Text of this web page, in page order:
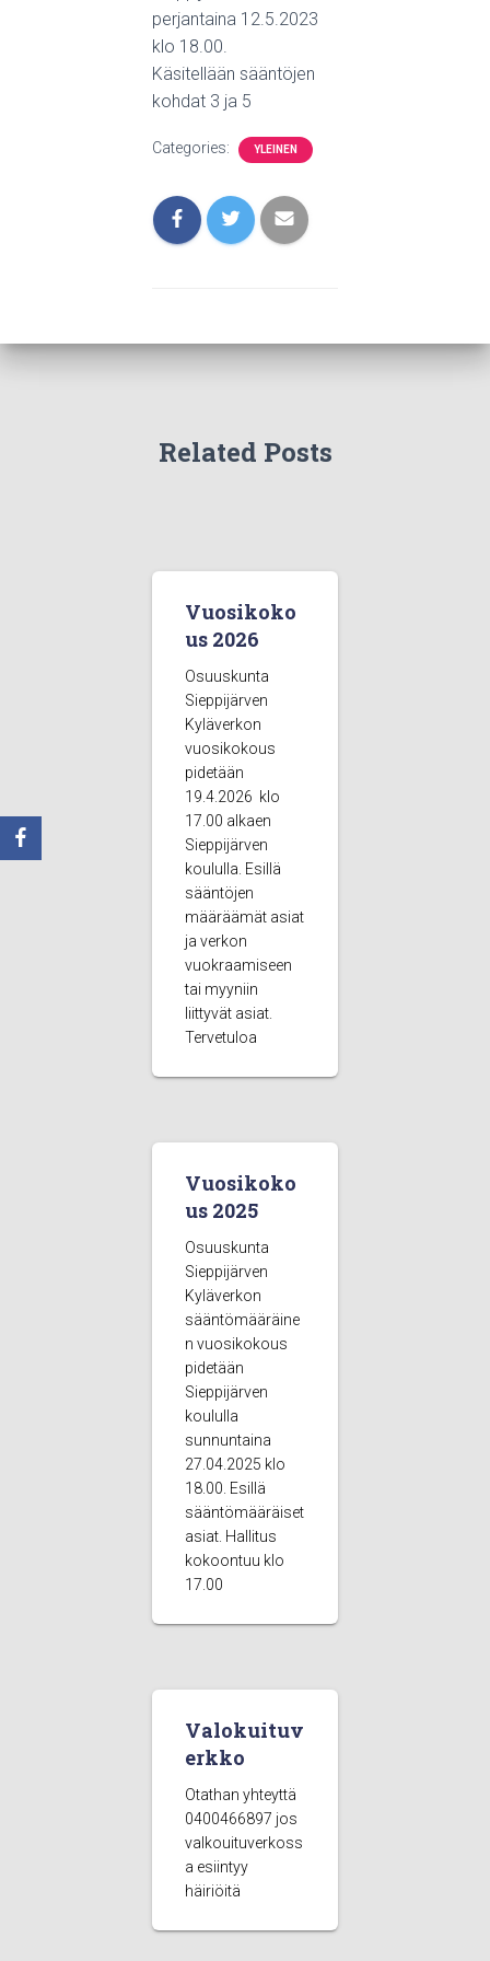
perjantaina 12.5.2023
klo 18.00.
Käsitellään sääntöjen
kohdat 3 ja 5
Categories: YLEINEN
Related Posts
Vuosikoko
us 2026
Osuuskunta
Sieppijärven
Kyläverkon
vuosikokous
pidetään
19.4.2026 klo
17.00 alkaen
Sieppijärven
koululla. Esillä
sääntöjen
määräämät asiat
ja verkon
vuokraamiseen
tai myyniin
liittyvät asiat.
Tervetuloa
Vuosikoko
us 2025
Osuuskunta
Sieppijärven
Kyläverkon
sääntömääräine
n vuosikokous
pidetään
Sieppijärven
koululla
sunnuntaina
27.04.2025 klo
18.00. Esillä
sääntömääräiset
asiat. Hallitus
kokoontuu klo
17.00
Valokuituv
erkko
Otathan yhteyttä
0400466897 jos
valkouituverkoss
a esiintyy
häiriöitä